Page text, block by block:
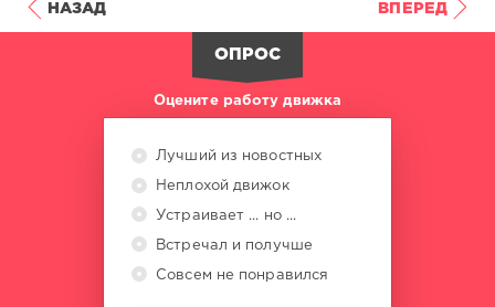
НАЗАД ВПЕРЕД
ОПРОС
Оцените работу движка
Лучший из новостных
Неплохой движок
Устраивает ... но ...
Встречал и получше
Совсем не понравился